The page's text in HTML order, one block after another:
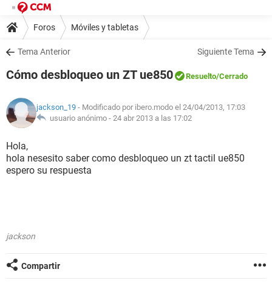
Foros Móviles y tabletas
Tema Anterior Siguiente Tema
Cómo desbloqueo un ZT ue850 Resuelto/Cerrado
jackson_19 - Modificado por ibero.modo el 24/04/2013, 17:03
usuario anónimo - 24 abr 2013 a las 17:02
Hola,
hola nesesito saber como desbloqueo un zt tactil ue850
espero su respuesta
jackson
Compartir